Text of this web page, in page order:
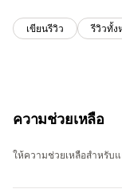
เขียนรีวิว รีวิวทั้ง
ความช่วยเหลือ
ให้ความช่วยเหลือสำหรับ